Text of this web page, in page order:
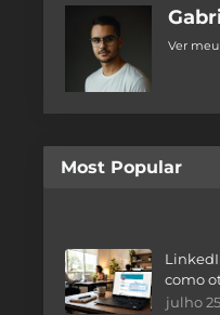
Ver
Most Popular
como
julho